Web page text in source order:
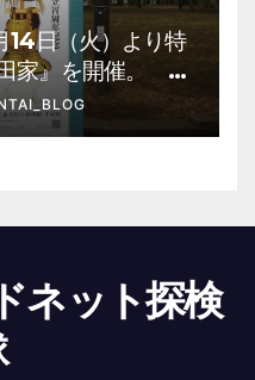
14日（火）より特
家』を開催。 上
混雑情報他
ネット探検